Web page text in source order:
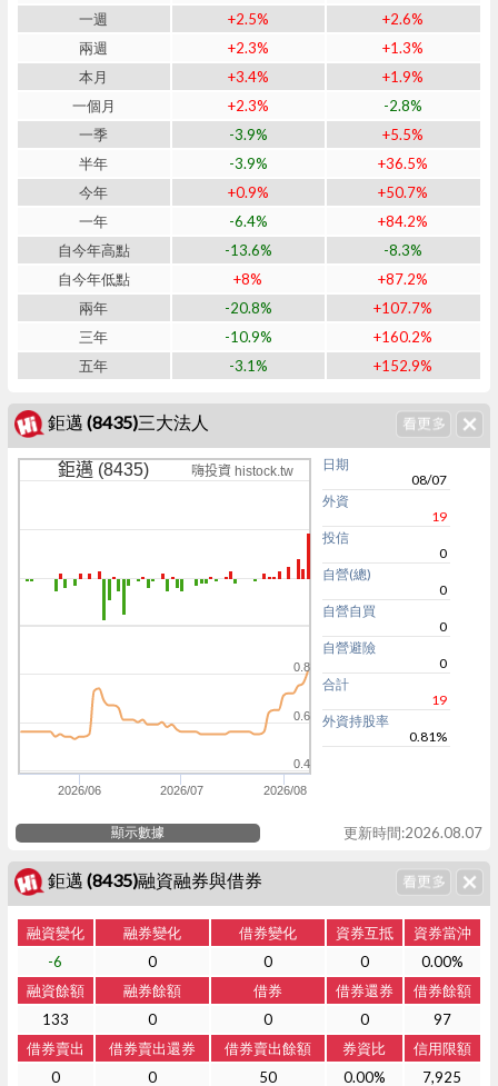
一週
+2.5%
+2.6%
兩週
+2.3%
+1.3%
本月
+3.4%
+1.9%
一個月
+2.3%
-2.8%
一季
-3.9%
+5.5%
半年
-3.9%
+36.5%
今年
+0.9%
+50.7%
一年
-6.4%
+84.2%
自今年高點
-13.6%
-8.3%
自今年低點
+8%
+87.2%
兩年
-20.8%
+107.7%
三年
-10.9%
+160.2%
五年
-3.1% +152.9%
鉅邁 (8435)三大法人
鉅邁 (8435) 嗨投資 histock.tw
2026/06 2026/07 2026/08
0.4
0.6
0.8
日期
08/07
外資
19
投信
0
自營(總)
0
自營自買
0
自營避險
0
合計
19
外資持股率
0.81%
顯示數據 更新時間:2026.08.07
鉅邁 (8435)融資融券與借券
融資變化 融券變化 借券變化 資券互抵
資券當沖
-6
0 0 0
0.00%
融資餘額
融券餘額 借券 借券還券
借券餘額
133
0 0 0
97
借券賣出
借券賣出還券 借券賣出餘額 券資比
信用限額
0
0 50 0.00% 7,925